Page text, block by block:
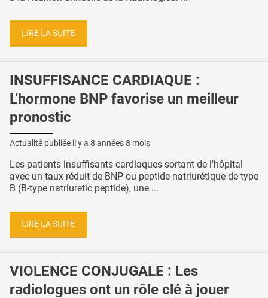
LIRE LA SUITE
INSUFFISANCE CARDIAQUE :
L'hormone BNP favorise un meilleur
pronostic
Actualité publiée il y a 8 années 8 mois
Les patients insuffisants cardiaques sortant de l'hôpital
avec un taux réduit de BNP ou peptide natriurétique de type
B (B-type natriuretic peptide), une ...
LIRE LA SUITE
VIOLENCE CONJUGALE : Les
radiologues ont un rôle clé à jouer